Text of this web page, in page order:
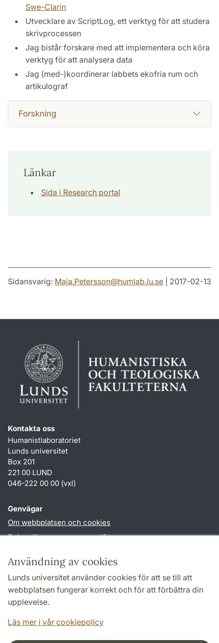
Användning av cookies
Lunds universitet använder cookies för att se till att
webbplatsen fungerar korrekt och för att förbättra din
upplevelse.
Läs mer i vår cookiepolicy
Swe-Clarin
Utvecklare av ScriptLog, ett verktyg för att studera
skrivprocessen
Jag bistår forskare med att implementera och köra
verktyg för att analysera data
Jag (med-)koordinerar labbets ekofria rum och
artikulograf
Forskning
Länkar
Sida i Research portal
Sidansvarig: Maja.Petersson@humlab.lu.se | 2017-02-13
Kontakta oss
Humanistlaboratoriet
Lunds universitet
Box 201
221 00 LUND
046-222 00 00 (vxl)
Genvägar
Om webbplatsen och cookies
Behandling av personuppgifter
TYPO3-login
Följ oss i sociala medier
LinkedIn